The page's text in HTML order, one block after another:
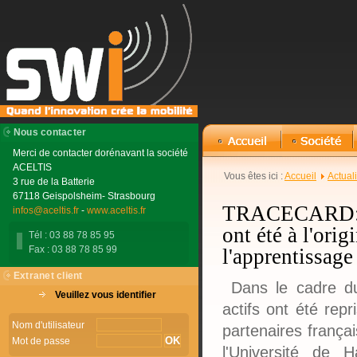
Nous contacter
Merci de contacter dorénavant la société
ACELTIS
3 rue de la Batterie
67118 Geispolsheim- Strasbourg
infos@aceltis.fr - www.aceltis.fr
Tél : 03 88 78 85 95
Fax : 03 88 78 85 99
Extranet client
Veuillez vous identifier
Nom d'utilisateur
Mot de passe
Vous êtes ici :Accueil
ont été à
Dans le cadre
actifs ont été
partenaires
l'Université de